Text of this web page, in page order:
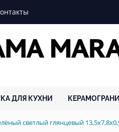
ДЛЯ КУХНИ
светлый глянцевый